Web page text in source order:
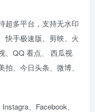
超多平台，支持无水印
快手极速版、剪映、火
、QQ 看点、 西瓜视
、今日头条、微博、
、Facebook、
找回密码|免密登录